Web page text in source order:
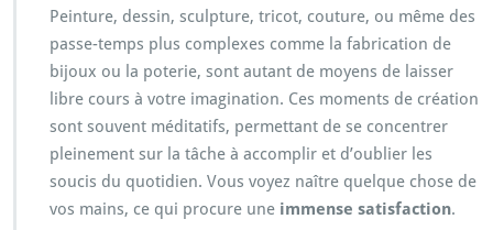
Peinture, dessin, sculpture, tricot, couture, ou même des
passe-temps plus complexes comme la fabrication de
bijoux ou la poterie, sont autant de moyens de laisser
libre cours à votre imagination. Ces moments de création
sont souvent méditatifs, permettant de se concentrer
pleinement sur la tâche à accomplir et d’oublier les
soucis du quotidien. Vous voyez naître quelque chose de
vos mains, ce qui procure une immense satisfaction.